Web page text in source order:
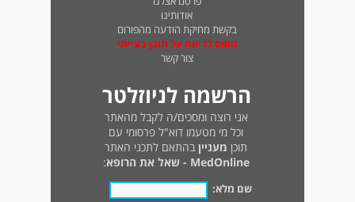
אודותינו
בקשת מחיקת הודעה מהפורום
טופס לדיווח על תוכן בעייתי
צור קשר
הרשמה לניוזלטר
אני רוצה ומסכים/ה לקבל מהאתר
וכל מי מטעמו דוא"ל פרסומי עם
תוכן מעניין בהתאם לתכני האתר
MedOnline - שאל את הרופא
:
שם מלא: